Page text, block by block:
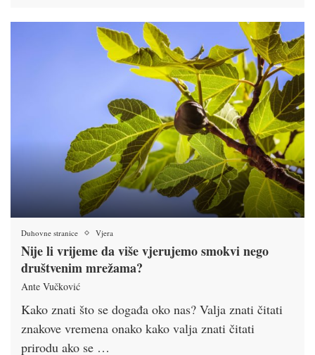
Duhovne stranice Vjera
Nije li vrijeme da više vjerujemo smokvi nego
društvenim mrežama?
Ante Vučković
Kako znati što se događa oko nas? Valja znati čitati
znakove vremena onako kako valja znati čitati
prirodu ako se …